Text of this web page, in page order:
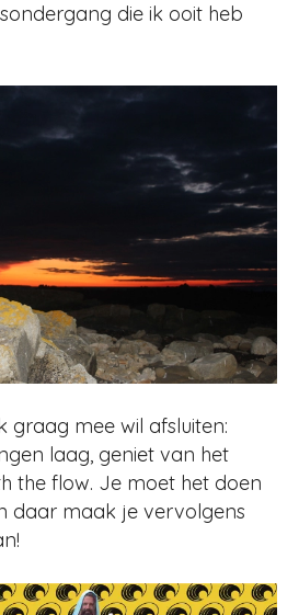
die ik ooit heb
graag mee wil afsluiten:
laag, geniet van het
the flow. Je moet het doen
daar maak je vervolgens